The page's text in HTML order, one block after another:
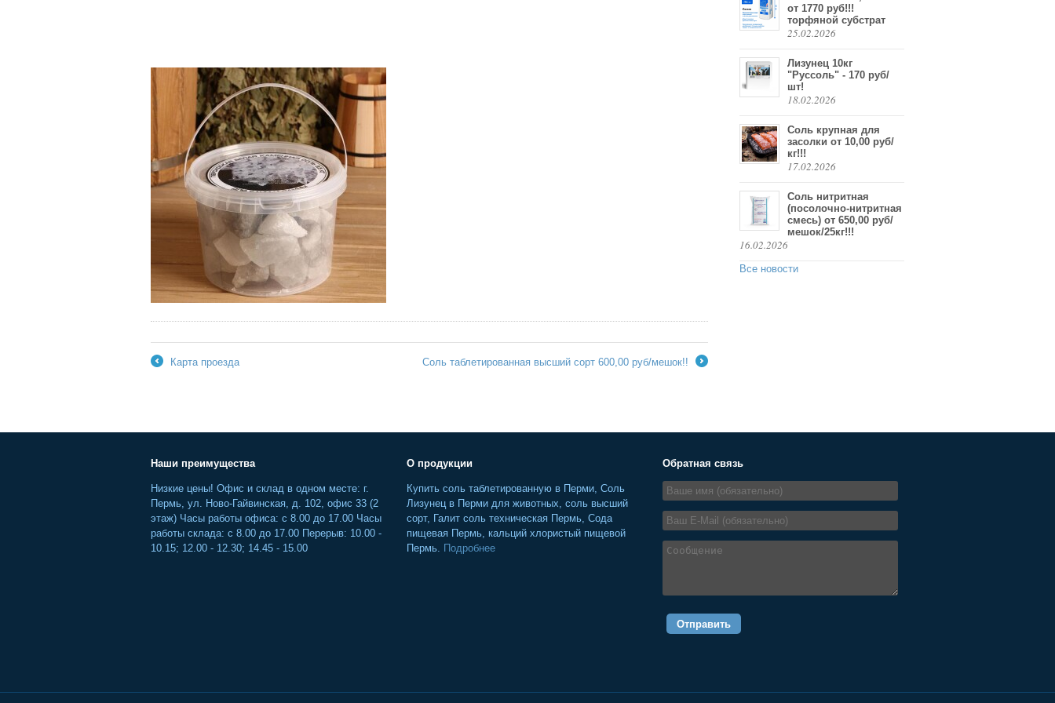
Карта проезда
Соль таблетированная высший сорт 600,00 руб/мешок!!
от 1770 руб!!!
торфяной субстрат
25.02.2026
Лизунец 10кг
"Руссоль" - 170 руб/
шт!
18.02.2026
Соль крупная для
засолки от 10,00 руб/
кг!!!
17.02.2026
Соль нитритная
(посолочно-нитритная
смесь) от 650,00 руб/
мешок/25кг!!!
16.02.2026
Все новости
Наши преимущества
Низкие цены! Офис и склад в одном месте: г.
Пермь, ул. Ново-Гайвинская, д. 102, офис 33 (2
этаж) Часы работы офиса: с 8.00 до 17.00 Часы
работы склада: с 8.00 до 17.00 Перерыв: 10.00 -
10.15; 12.00 - 12.30; 14.45 - 15.00
О продукции
Купить соль таблетированную в Перми, Соль
Лизунец в Перми для животных, соль высший
сорт, Галит соль техническая Пермь, Сода
пищевая Пермь, кальций хлористый пищевой
Пермь. Подробнее
Обратная связь